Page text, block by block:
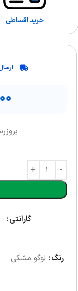
خرید اقساطی
ارسال
گارانتی
رنگ لوگو مشکی